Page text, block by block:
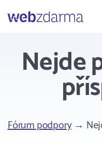
Webzdarma
Nejde
Fórum podpory→